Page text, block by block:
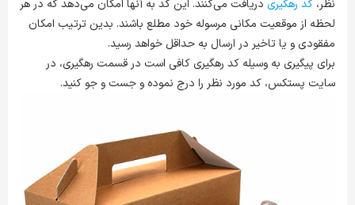
نظر، کد رهگیری دریافت می‌کنند. این کد به آنها امکان می‌دهد که در هر
لحظه از موقعیت مکانی مرسوله خود مطلع باشند. بدین ترتیب امکان
مفقودی و یا تاخیر در ارسال به حداقل خواهد رسید.
برای پیگیری به وسیله کد رهگیری کافی است در قسمت رهگیری، در
سایت پستکس، کد مورد نظر را درج نموده و جست و جو کنید.